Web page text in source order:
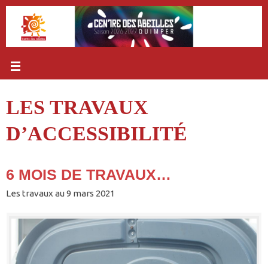
Passer
contenu
LES TRAVAUX
D’ACCESSIBILITÉ
6 MOIS DE TRAVAUX…
Les travaux au 9 mars 2021